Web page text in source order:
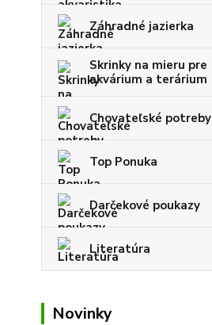
Záhradné jazierka
Skrinky na mieru pre
akvárium a terárium
Chovateľské potreby
Top Ponuka
Darčekové poukazy
Literatúra
Novinky